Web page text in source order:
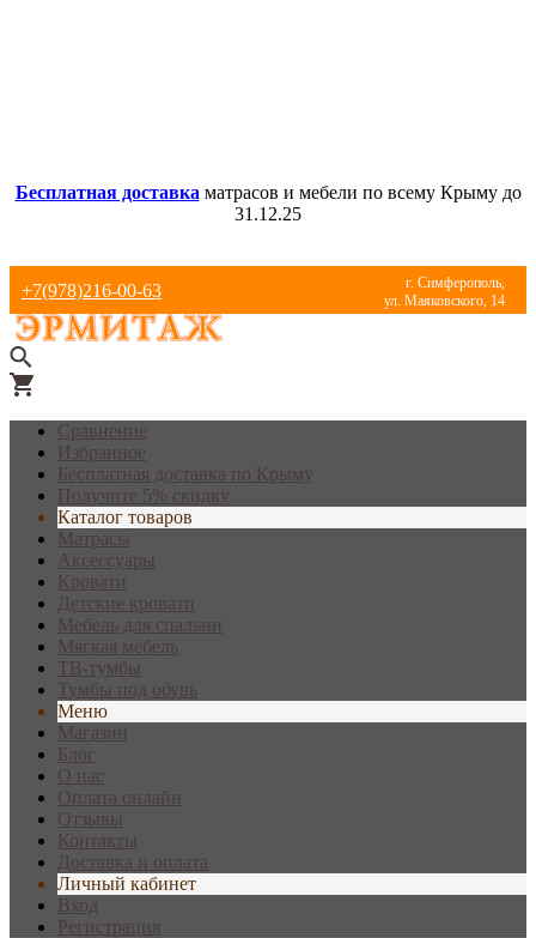
Бесплатная доставка матрасов и мебели по всему Крыму до
31.12.25
+7(978)216-00-63
г. Симферополь,
ул. Маяковского, 14
Сравнение
Избранное
Бесплатная доставка по Крыму
Получите 5% скидку
Каталог товаров
Матрасы
Аксессуары
Кровати
Детские кровати
Мебель для спальни
Мягкая мебель
ТВ-тумбы
Тумбы под обувь
Меню
Магазин
Блог
О нас
Оплата онлайн
Отзывы
Контакты
Доставка и оплата
Личный кабинет
Вход
Регистрация